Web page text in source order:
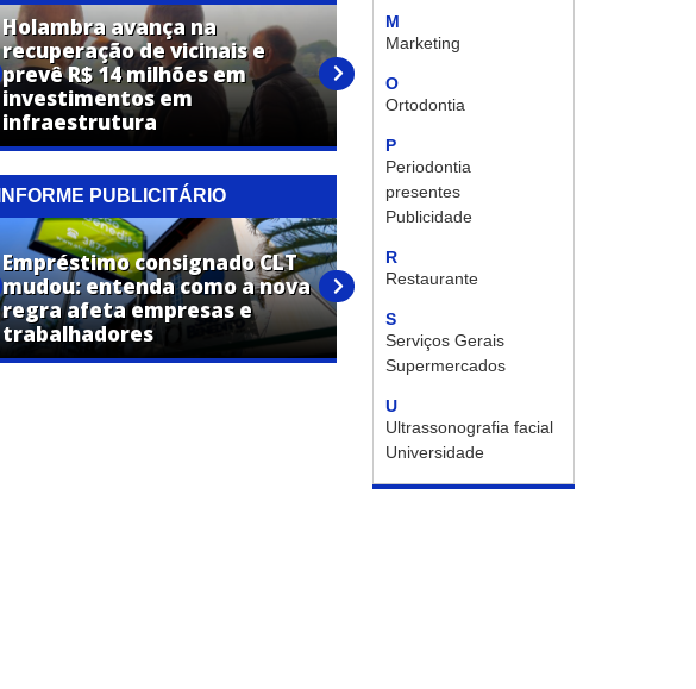
M
Marketing
O
Ortodontia
P
Periodontia
presentes
Publicidade
R
Restaurante
S
Serviços Gerais
Supermercados
U
Ultrassonografia facial
Universidade
Holambra avança na
recuperação de vicinais e
prevê R$ 14 milhões em
investimentos em
infraestrutura
Confira os bairros de
Holambra que receberão
INFORME PUBLICITÁRIO
Empréstimo consignado CLT
mudou: entenda como a nova
regra afeta empresas e
trabalhadores
Sicredi inaugura agência em
Pariquera-Açu (SP)